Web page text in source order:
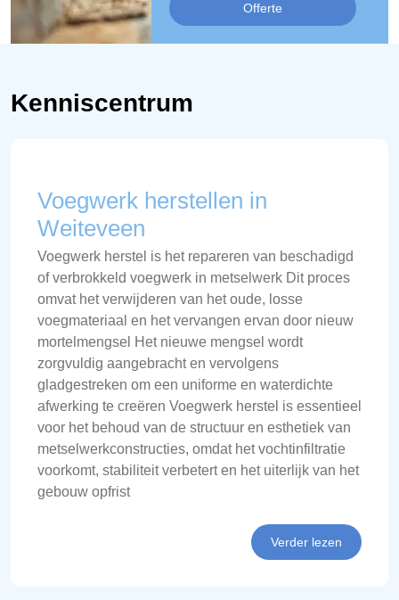
Offerte
Kenniscentrum
Voegwerk herstellen in
Weiteveen
Voegwerk herstel is het repareren van beschadigd
of verbrokkeld voegwerk in metselwerk Dit proces
omvat het verwijderen van het oude, losse
voegmateriaal en het vervangen ervan door nieuw
mortelmengsel Het nieuwe mengsel wordt
zorgvuldig aangebracht en vervolgens
gladgestreken om een uniforme en waterdichte
afwerking te creëren Voegwerk herstel is essentieel
voor het behoud van de structuur en esthetiek van
metselwerkconstructies, omdat het vochtinfiltratie
voorkomt, stabiliteit verbetert en het uiterlijk van het
gebouw opfrist
Verder lezen